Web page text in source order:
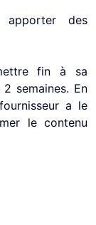
des
fin à sa
semaines. En
a le
le contenu